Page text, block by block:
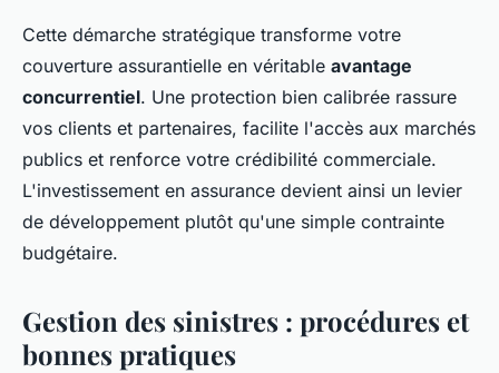
Cette démarche stratégique transforme votre
couverture assurantielle en véritable avantage
concurrentiel. Une protection bien calibrée rassure
vos clients et partenaires, facilite l'accès aux marchés
publics et renforce votre crédibilité commerciale.
L'investissement en assurance devient ainsi un levier
de développement plutôt qu'une simple contrainte
budgétaire.
Gestion des sinistres : procédures et
bonnes pratiques